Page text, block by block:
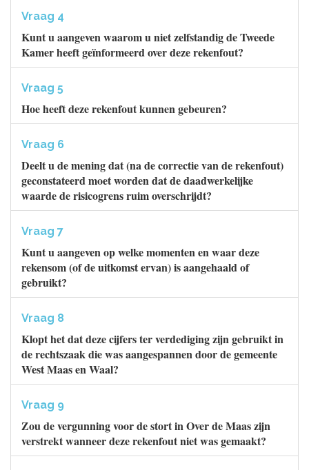
Vraag 4
Kunt u aangeven waarom u niet zelfstandig de Tweede
Kamer heeft geïnformeerd over deze rekenfout?
Vraag 5
Hoe heeft deze rekenfout kunnen gebeuren?
Vraag 6
Deelt u de mening dat (na de correctie van de rekenfout)
geconstateerd moet worden dat de daadwerkelijke
waarde de risicogrens ruim overschrijdt?
Vraag 7
Kunt u aangeven op welke momenten en waar deze
rekensom (of de uitkomst ervan) is aangehaald of
gebruikt?
Vraag 8
Klopt het dat deze cijfers ter verdediging zijn gebruikt in
de rechtszaak die was aangespannen door de gemeente
West Maas en Waal?
Vraag 9
Zou de vergunning voor de stort in Over de Maas zijn
verstrekt wanneer deze rekenfout niet was gemaakt?